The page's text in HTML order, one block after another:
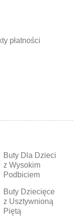
płatności
Buty Dla Dzieci
z Wysokim
Podbiciem
Buty Dziecięce
z Usztywnioną
Piętą